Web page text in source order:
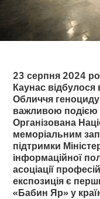
23 серпня 2024
Каунас відбулося
Обличчя
важливою подією
Організована
меморіальним
підтримки
інформаційної
асоціації
експозиція є
«Бабин Яр» у